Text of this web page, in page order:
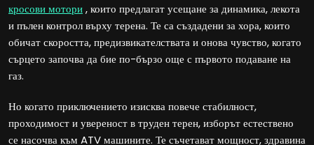
кросови мотори, които предлагат усещане за динамика, лекота
и пълен контрол върху терена. Те са създадени за хора, които
обичат скоростта, предизвикателствата и онова чувство, когато
сърцето започва да бие по-бързо още с първото подаване на
газ.
Но когато приключението изисква повече стабилност,
проходимост и увереност в труден терен, изборът естествено
се насочва към ATV машините. Те съчетават мощност, здравина